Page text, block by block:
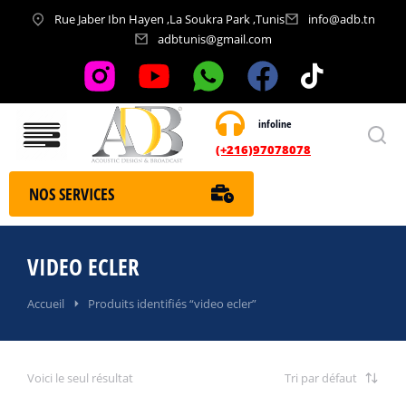
Rue Jaber Ibn Hayen ,La Soukra Park ,Tunis
info@adb.tn
adbtunis@gmail.com
infoline
(+216)97078078
Nos services
NOS SERVICES
VIDEO ECLER
Vous êtes ici :
Accueil Produits identifiés “video ecler”
Voici le seul résultat